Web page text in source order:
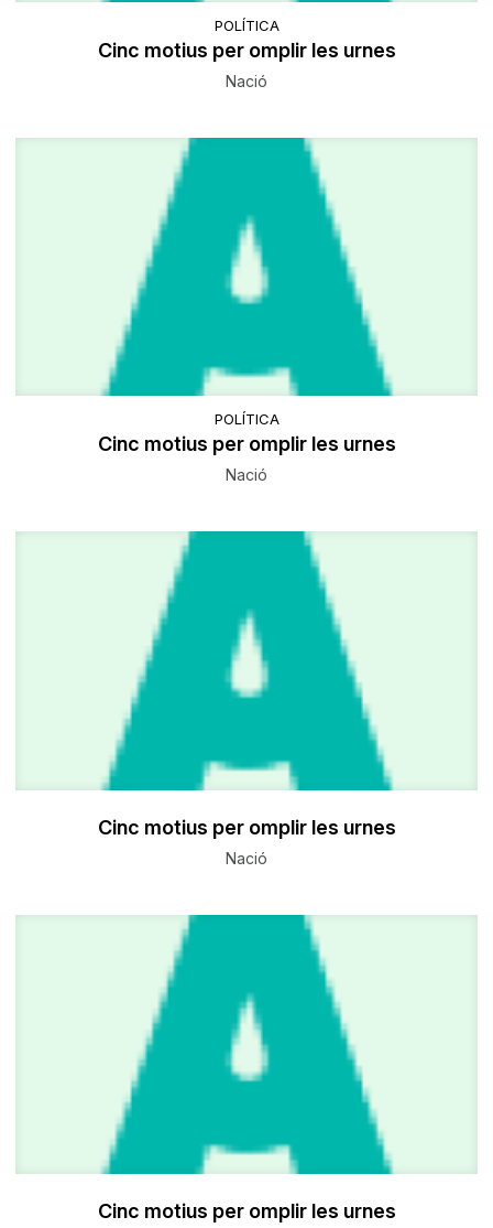
POLÍTICA
Cinc motius per omplir les urnes
Nació
POLÍTICA
Cinc motius per omplir les urnes
Nació
Cinc motius per omplir les urnes
Nació
Cinc motius per omplir les urnes